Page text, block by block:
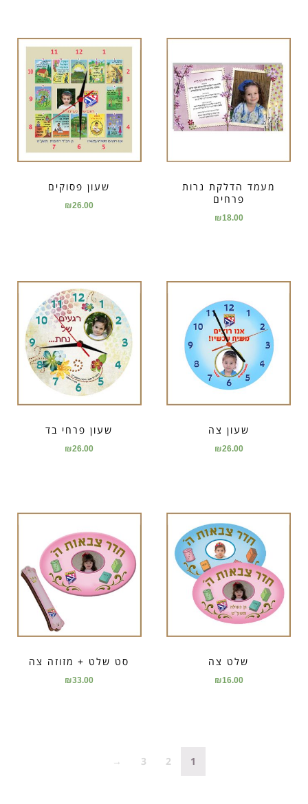
מעמד הדלקת נרות
פרחים
₪18.00
שעון פסוקים
₪26.00
שעון צה
₪26.00
שעון פרחי בד
₪26.00
שלט צה
₪16.00
סט שלט + מזוזה צה
₪33.00
1
2
3
→